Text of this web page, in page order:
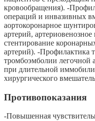
кровообращения). -
операций и инвазивных
аортокоронарное
артерий,
стентирование
артерий). -Профилактика
тромбоэмболии легочной
при длительной
хирургического
Противопоказания
-Повышенная